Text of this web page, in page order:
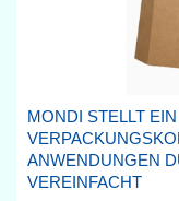
MONDI STELLT
ANWENDUNGEN
VEREINFACHT